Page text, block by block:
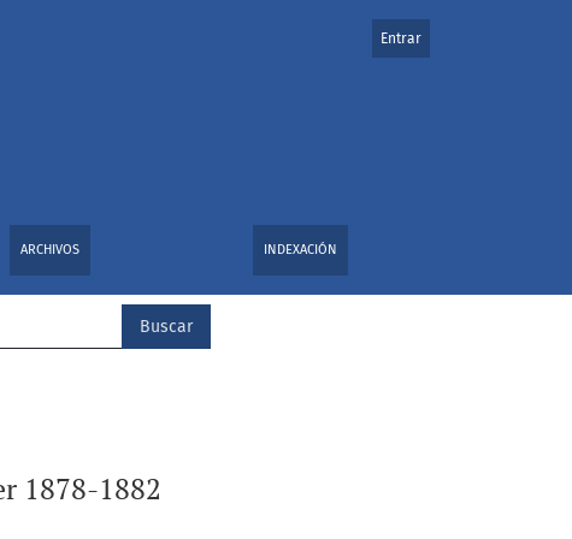
ARCHIVOS INDEXACIÓN
Entrar
Buscar
1878-1882